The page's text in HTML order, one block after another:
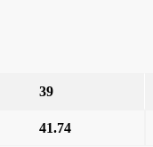
39
41.74